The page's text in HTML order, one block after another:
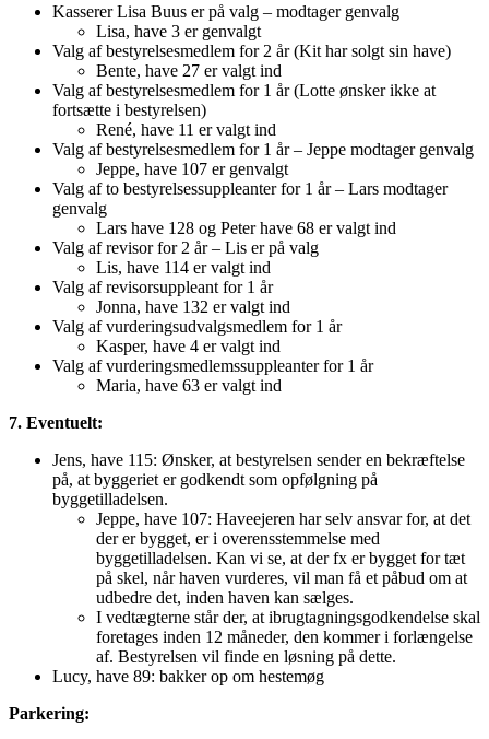
Kasserer Lisa Buus er på valg – modtager genvalg
Lisa, have 3 er genvalgt
Valg af bestyrelsesmedlem for 2 år (Kit har solgt sin have)
Bente, have 27 er valgt ind
Valg af bestyrelsesmedlem for 1 år (Lotte ønsker ikke at
fortsætte i bestyrelsen)
René, have 11 er valgt ind
Valg af bestyrelsesmedlem for 1 år – Jeppe modtager genvalg
Jeppe, have 107 er genvalgt
Valg af to bestyrelsessuppleanter for 1 år – Lars modtager
genvalg
Lars have 128 og Peter have 68 er valgt ind
Valg af revisor for 2 år – Lis er på valg
Lis, have 114 er valgt ind
Valg af revisorsuppleant for 1 år
Jonna, have 132 er valgt ind
Valg af vurderingsudvalgsmedlem for 1 år
Kasper, have 4 er valgt ind
Valg af vurderingsmedlemssuppleanter for 1 år
Maria, have 63 er valgt ind
7. Eventuelt:
Jens, have 115: Ønsker, at bestyrelsen sender en bekræftelse
på, at byggeriet er godkendt som opfølgning på
byggetilladelsen.
Jeppe, have 107: Haveejeren har selv ansvar for, at det
der er bygget, er i overensstemmelse med
byggetilladelsen. Kan vi se, at der fx er bygget for tæt
på skel, når haven vurderes, vil man få et påbud om at
udbedre det, inden haven kan sælges.
I vedtægterne står der, at ibrugtagningsgodkendelse skal
foretages inden 12 måneder, den kommer i forlængelse
af. Bestyrelsen vil finde en løsning på dette.
Lucy, have 89: bakker op om hestemøg
Parkering: